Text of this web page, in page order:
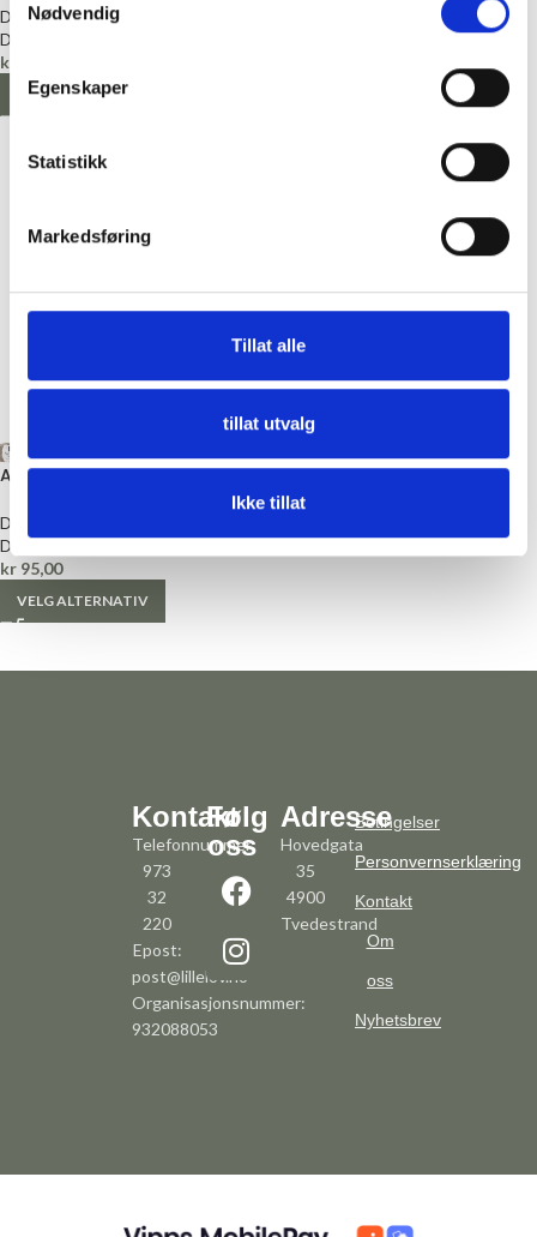
Nødvendig
Egenskaper
Statistikk
Markedsføring
Tillat alle
tillat utvalg
Ikke tillat
Du Store Alpakka
Du store alpakka
kr
VELG ALTERNATIV
Alpakka Tweed
Du Store Alpakka
Du store alpakka
kr 95,00
VELG ALTERNATIV
Kontakt
Telefonnummer:
973
32
220
Epost:
post@lillelov.no
Organisasjonsnummer:
932088053
Følg
oss
Adresse
Hovedgata
35
4900
Tvedestrand
Betingelser
Personvernserklæring
Kontakt
Om
oss
Nyhetsbrev